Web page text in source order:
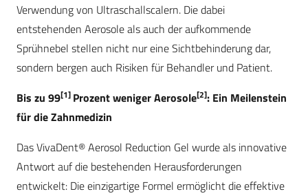
Verwendung von Ultraschallscalern. Die dabei
entstehenden Aerosole als auch der aufkommende
Sprühnebel stellen nicht nur eine Sichtbehinderung dar,
sondern bergen auch Risiken für Behandler und Patient.
Bis zu 99[1] Prozent weniger Aerosole[2]: Ein Meilenstein
für die Zahnmedizin
Das VivaDent® Aerosol Reduction Gel wurde als innovative
Antwort auf die bestehenden Herausforderungen
entwickelt: Die einzigartige Formel ermöglicht die effektive